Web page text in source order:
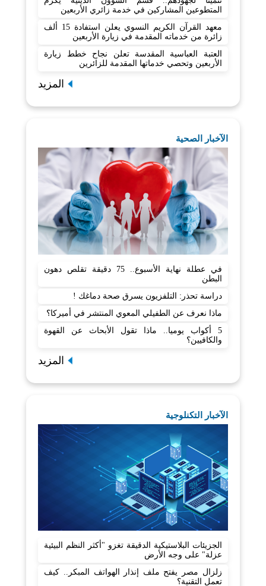
المتطوعين المشاركين في خدمة زائري الأربعين
معهد القرآن الكريم النسوي يعلن استفادة 15 ألف
زائرة من خدماته المقدمة في زيارة الأربعين
العتبة العباسية المقدسة تعلن نجاح خطط زيارة
الأربعين وتحصي خدماتها المقدمة للزائرين
المزيد
الآخبار الصحية
في عطلة نهاية الأسبوع.. 75 دقيقة تقلص دهون
البطن
دراسة تحذر: التلفزيون يسرق صحة دماغك !
ماذا نعرف عن الطفيلي المعوي المنتشر في أميركا؟
5 أكواب يوميا.. ماذا تقول الأبحاث عن القهوة
والكافيين؟
المزيد
الآخبار التكنلوجية
الجزيئات البلاستيكية الدقيقة تغزو "أكثر النظم البيئية
عزلة" على وجه الأرض
زلزال مصر يفتح ملف إنذار الهواتف المبكر.. كيف
تعمل التقنية؟